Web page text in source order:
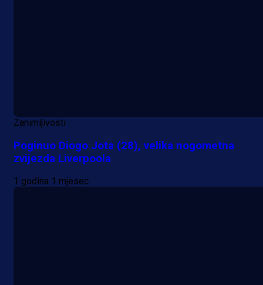
Zanimljivosti
Poginuo Diogo Jota (28), velika nogometna
zvijezda Liverpoola
1 godina 1 mjesec